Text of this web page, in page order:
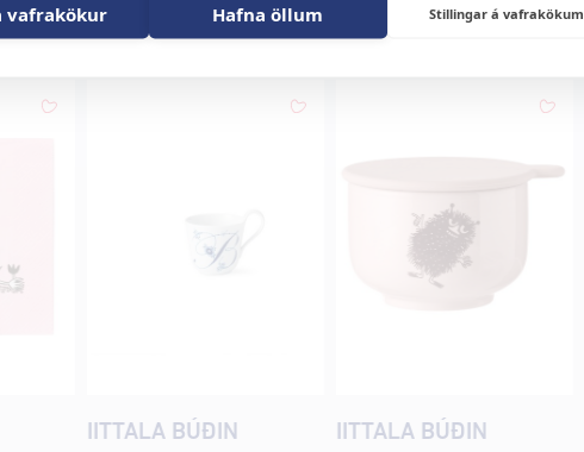
vafrakökur Hafna öllum Stillingar á vafrakökum
IITTALA BÚÐIN IITTALA BÚÐIN